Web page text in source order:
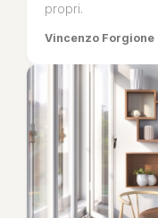
propri.
Vincenzo Forgione